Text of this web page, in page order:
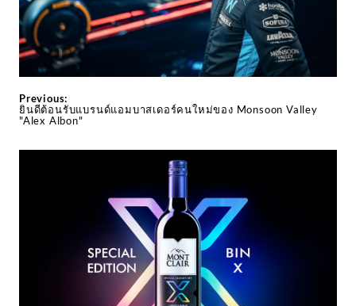
Previous:
ยินดีต้อนรับแบรนด์แอมบาสเดอร์คนใหม่ของ Monsoon Valley
"Alex Albon"